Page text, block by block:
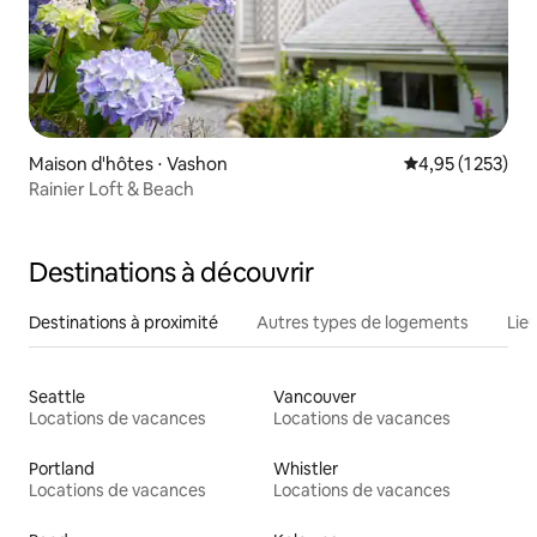
Maison d'hôtes ⋅ Vashon Évaluation
4,95 (1 253)
Rainier Loft & Beach
Destinations à découvrir
Destinations à proximité Autres types de logements
Seattle
Locations de vacances
Vancouver
Locations de vacances
Portland
Locations de vacances
Whistler
Locations de vacances